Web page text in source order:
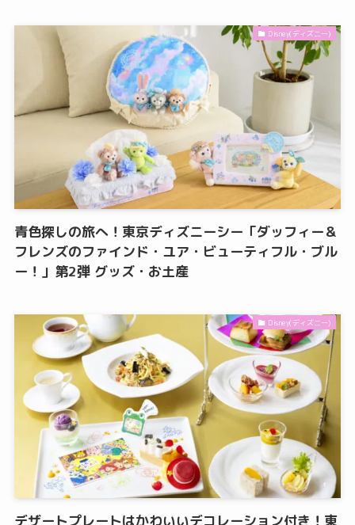
Disney(ディズニー)
青色探しの旅へ！東京ディズニーシー「ダッフィー＆
フレンズのファインド・ユア・ビューティフル・ブル
ー！」第2弾 グッズ・お土産
Disney(ディズニー)
デザートプレートはかわいいデコレーション付き！東